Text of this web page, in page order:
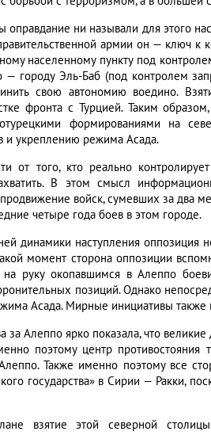
ни называли для этого
армии он — ключ к
населенному пункту под
городу Эль-Баб (под контролем
свою автономию воедино.
фронта с Турцией. Таким
формированиями на
и укреплению режима Асада.
от того, кто реально
В этом смысл
войск, сумевших за два
четыре года боев в этом городе.
динамики наступления оппозиция
момент сторона оппозиции
на руку окопавшимся в Алеппо
позиций. Однако
Асада. Мирные инициативы также
за Алеппо ярко показала, что
поэтому центр противостояния
Также именно поэтому все
государства» в Сирии — Ракки,
взятие этой северной